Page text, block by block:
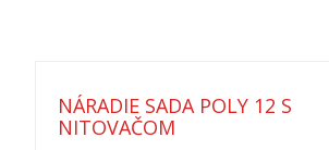
NÁRADIE SADA POLY 12 S
NITOVAČOM